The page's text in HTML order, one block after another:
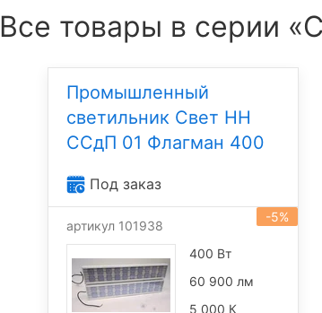
Все товары в серии
Промышленный
светильник Свет НН
ССдП 01 Флагман 400
Под заказ
-5%
артикул 101938
400 Вт
60 900 лм
5 000 К